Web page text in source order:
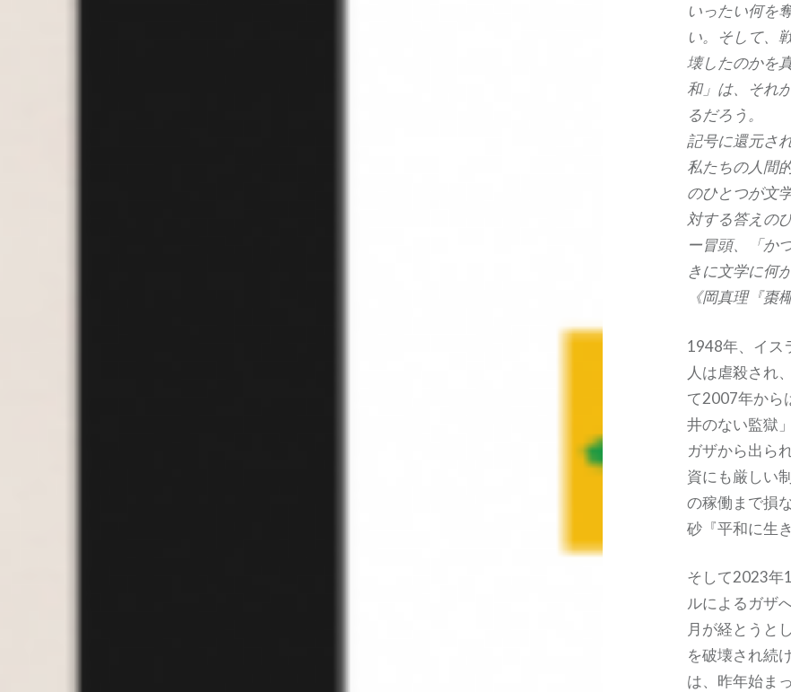
いったい何を
い。そして、
壊したのかを
和」は、それ
るだろう。
記号に還元さ
私たちの人間
のひとつが文
対する答えの
ー冒頭、「か
きに文学に何
《岡真理『棗
1948年、イス
人は虐殺され
て2007年から
井のない監獄
ガザから出ら
資にも厳しい
の稼働まで損
砂『平和に生
そして2023年
ルによるガザ
月が経とうと
を破壊され続
は、昨年始ま